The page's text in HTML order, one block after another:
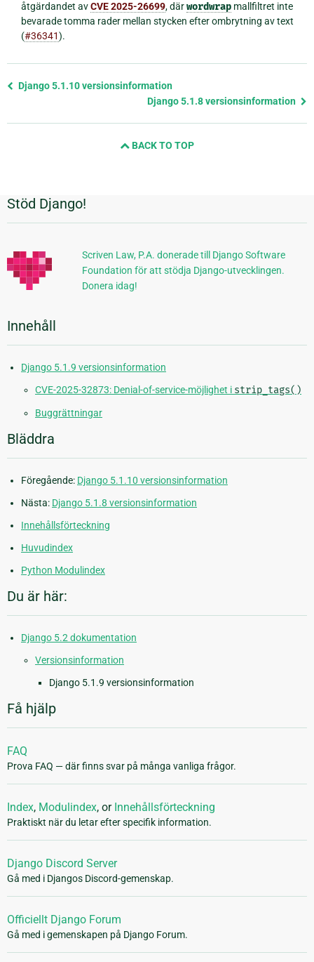
åtgärdandet avCVE 2025-26699, därwordwrap mallfiltret inte
bevarade tomma rader mellan stycken efter ombrytning av text
(#36341).
Föregående
Django 5.1.10 versionsinformation
Django 5.1.8 versionsinformation
BACK TO TOP
Ytterligare
information
Stöd Django!
Scriven Law, P.A. donerade till Django Software
Foundation för att stödja Django-utvecklingen.
Donera idag!
Innehåll
Django 5.1.9 versionsinformation
CVE-2025-32873: Denial-of-service-möjlighet i strip_tags()
Buggrättningar
Bläddra
Föregående: Django 5.1.10 versionsinformation
Nästa: Django 5.1.8 versionsinformation
Innehållsförteckning
Huvudindex
Python Modulindex
Du är här:
Django 5.2 dokumentation
Versionsinformation
Django 5.1.9 versionsinformation
Få hjälp
FAQ
Prova FAQ — där finns svar på många vanliga frågor.
Index, Modulindex, or Innehållsförteckning
Praktiskt när du letar efter specifik information.
Django Discord Server
Gå med i Djangos Discord-gemenskap.
Officiellt Django Forum
Gå med i gemenskapen på Django Forum.